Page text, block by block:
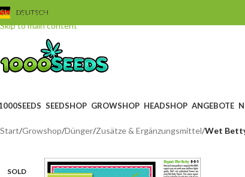
Skip to navigation
Skip to main content
DEUTSCH
SEEDSHOP GROWSHOP HEADSHOP ANGEBOTE
Start/Growshop/Dünger/Zusätze & Ergänzungsmittel/Wet
SOLD